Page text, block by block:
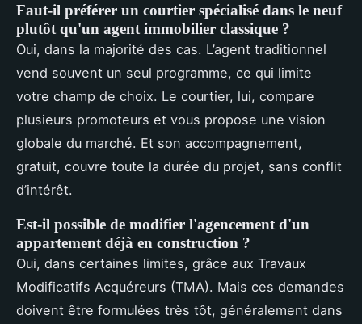
Faut-il préférer un courtier spécialisé dans le neuf
plutôt qu'un agent immobilier classique ?
Oui, dans la majorité des cas. L’agent traditionnel
vend souvent un seul programme, ce qui limite
votre champ de choix. Le courtier, lui, compare
plusieurs promoteurs et vous propose une vision
globale du marché. Et son accompagnement,
gratuit, couvre toute la durée du projet, sans conflit
d’intérêt.
Est-il possible de modifier l'agencement d'un
appartement déjà en construction ?
Oui, dans certaines limites, grâce aux Travaux
Modificatifs Acquéreurs (TMA). Mais ces demandes
doivent être formulées très tôt, généralement dans